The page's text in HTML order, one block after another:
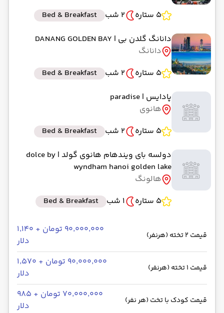
5 ستاره
2 شب
Bed & Breakfast
دانانگ گلدن بی | DANANG GOLDEN BAY
دانانگ
5 ستاره
2 شب
Bed & Breakfast
پادایس | paradise
هانوی
5 ستاره
2 شب
Bed & Breakfast
دولسه بای ویندهام هانوی گولد | dolce by
wyndham hanoi golden lake
هالونگ
5 ستاره
1 شب Bed & Breakfast
قیمت 2 تخته (هرنفر)
۹۰٬۰۰۰٬۰۰۰ تومان + ۱٬۱۴۰
دلار
قیمت 1 تخته (هرنفر)
۹۰٬۰۰۰٬۰۰۰ تومان + ۱٬۵۷۰
دلار
قیمت کودک با تخت (هر نفر)
۷۰٬۰۰۰٬۰۰۰ تومان + ۹۸۵
دلار